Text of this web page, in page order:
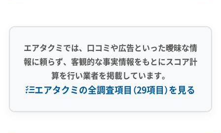
エアタクミでは、口コミや広告といった曖昧な情
報に頼らず、客観的な事実情報をもとにスコア計
算を行い業者を掲載しています。
エアタクミの全調査項目（29項目）を見る